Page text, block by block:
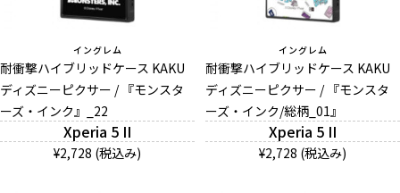
イングレム
耐衝撃ハイブリッドケース KAKU
ディズニーピクサー / 『モンスタ
ーズ・インク』_22
Xperia 5 II
¥2,728 (税込み)
イングレム
耐衝撃ハイブリッドケース KAKU
ディズニーピクサー / 『モンスタ
ーズ・インク/総柄_01』
Xperia 5 II
¥2,728 (税込み)